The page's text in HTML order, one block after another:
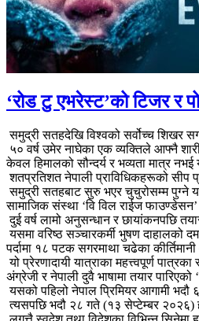
‘रोड टु एभरेस्ट’को टिजर र
समुद्री सतहदेखि विश्वको सर्वोच्च शिखर
५० वर्ष उमेर नाघेका एक व्यक्तिले आफ्नै
केवल हिमालको सौन्दर्य र भव्यता मात्र
शतप्रतिशत नेपाली प्राविधिकहरूको सीप
समुद्री सतहबाट सुरु भएर चुचुरोसम्म पुग्ने
सामाजिक संस्था ‘वि विल राईज
दुई वर्ष लामो अनुसन्धान र छायांकनपछि
यसमा वरिष्ठ सञ्चारकर्मी भुषण दाहालको
पर्दामा १८ पटक सगरमाथा चढेका
यो प्रेरणादायी यात्राका महत्त्वपूर्ण
अंग्रेजी र नेपाली दुवै भाषामा तयार
यसको पहिलो नेपाल प्रिमियर आगामी
त्यसपछि भदौ २८ गते (१३ सेप्टेम्बर २०२६)